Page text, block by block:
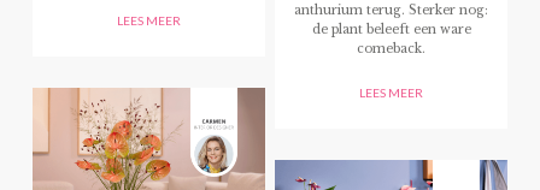
LEES MEER
anthurium terug. Sterker nog:
de plant beleeft een ware
comeback.
LEES MEER